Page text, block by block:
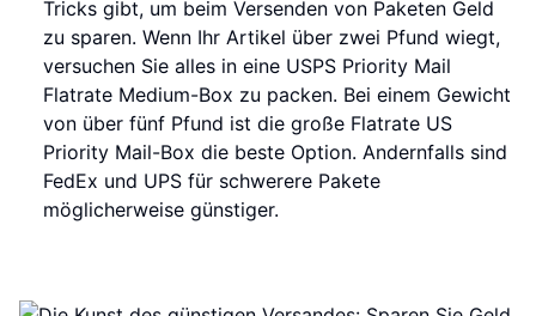
Tricks gibt, um beim Versenden von Paketen Geld
zu sparen. Wenn Ihr Artikel über zwei Pfund wiegt,
versuchen Sie alles in eine USPS Priority Mail
Flatrate Medium-Box zu packen. Bei einem Gewicht
von über fünf Pfund ist die große Flatrate US
Priority Mail-Box die beste Option. Andernfalls sind
FedEx und UPS für schwerere Pakete
möglicherweise günstiger.